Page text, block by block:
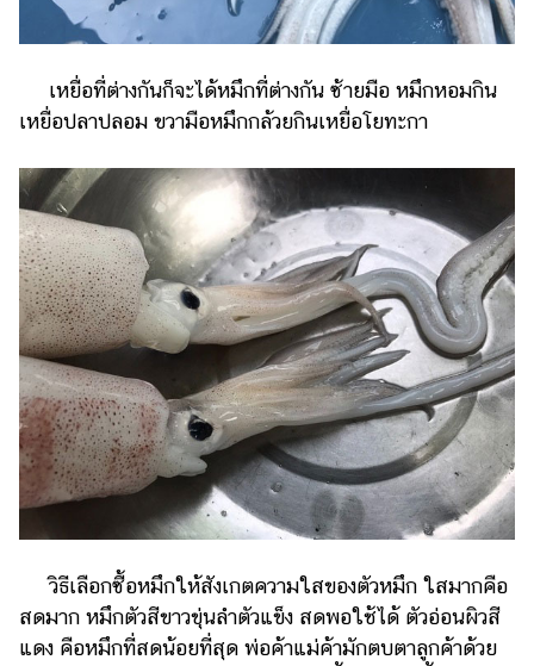
เหยื่อที่ต่างกันก็จะได้หมึกที่ต่างกัน ซ้ายมือ หมึกหอมกิน
เหยื่อปลาปลอม ขวามือหมึกกล้วยกินเหยื่อโยทะกา
วิธีเลือกซื้อหมึกให้สังเกตความใสของตัวหมึก ใสมากคือ
สดมาก หมึกตัวสีขาวขุ่นลำตัวแข็ง สดพอใช้ได้ ตัวอ่อนผิวสี
แดง คือหมึกที่สดน้อยที่สุด พ่อค้าแม่ค้ามักตบตาลูกค้าด้วย